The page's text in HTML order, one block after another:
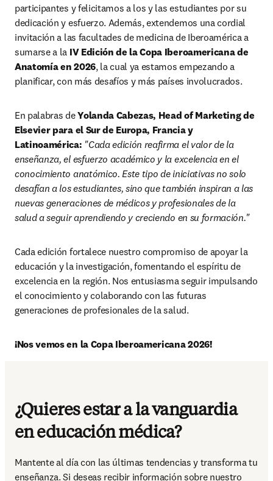
participantes y felicitamos a los y las estudiantes por su
dedicación y esfuerzo. Además, extendemos una cordial
invitación a las facultades de medicina de Iberoamérica a
sumarse a la IV Edición de la Copa Iberoamericana de
Anatomía en 2026, la cual ya estamos empezando a
planificar, con más desafíos y más países involucrados.
En palabras de Yolanda Cabezas, Head of Marketing de
Elsevier para el Sur de Europa, Francia y
Latinoamérica: "Cada edición reafirma el valor de la
enseñanza, el esfuerzo académico y la excelencia en el
conocimiento anatómico. Este tipo de iniciativas no solo
desafían a los estudiantes, sino que también inspiran a las
nuevas generaciones de médicos y profesionales de la
salud a seguir aprendiendo y creciendo en su formación."
Cada edición fortalece nuestro compromiso de apoyar la
educación y la investigación, fomentando el espíritu de
excelencia en la región. Nos entusiasma seguir impulsando
el conocimiento y colaborando con las futuras
generaciones de profesionales de la salud.
¡Nos vemos en la Copa Iberoamericana 2026!
¿Quieres estar a la vanguardia
en educación médica?
Mantente al día con las últimas tendencias y transforma tu
enseñanza. Si deseas recibir información sobre nuestro